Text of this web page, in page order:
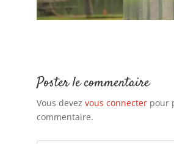
Poster le commentaire
Vous devez vous connecterpour
commentaire.